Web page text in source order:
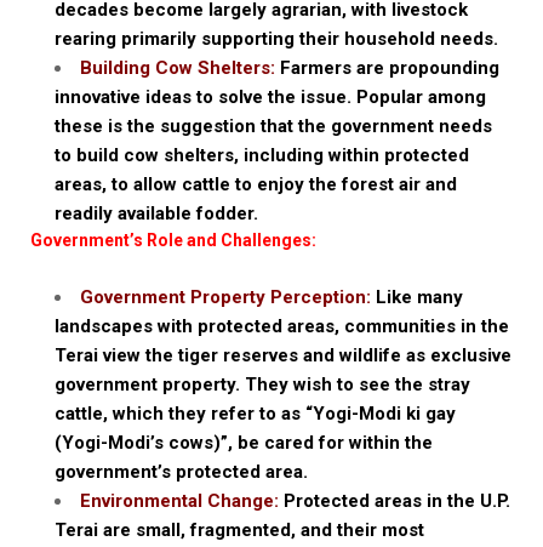
decades become largely agrarian, with livestock
rearing primarily supporting their household needs.
Building Cow Shelters: Farmers are propounding
innovative ideas to solve the issue. Popular among
these is the suggestion that the government needs
to build cow shelters, including within protected
areas, to allow cattle to enjoy the forest air and
readily available fodder.
Government’s Role and Challenges:
Government Property Perception: Like many
landscapes with protected areas, communities in the
Terai view the tiger reserves and wildlife as exclusive
government property. They wish to see the stray
cattle, which they refer to as “Yogi-Modi ki gay
(Yogi-Modi’s cows)”, be cared for within the
government’s protected area.
Environmental Change: Protected areas in the U.P.
Terai are small, fragmented, and their most